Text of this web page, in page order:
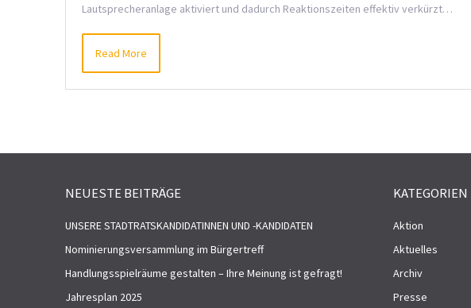
Lautsprecheranlage aktiviert und dadurch Reaktionszeiten effektiv verkürzt…
Read More
NEUESTE BEITRÄGE
UNSERE STADTRATSKANDIDATINNEN UND -KANDIDATEN
Nominierungsversammlung im Bürgertreff
Handlungsspielräume gestalten – Ihre Meinung ist gefragt!
Jahresplan 2025
KATEGORIEN
Aktion
Aktuelles
Archiv
Presse